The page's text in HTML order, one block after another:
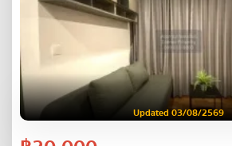
Updated 03/08/2569